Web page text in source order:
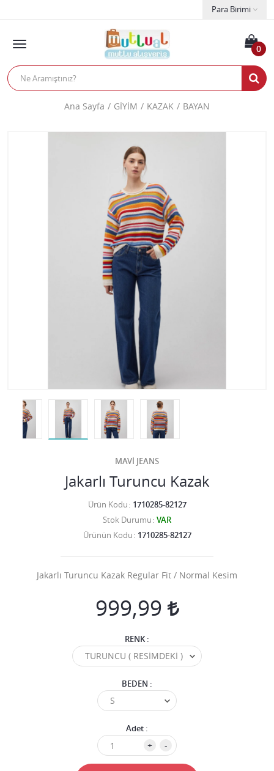
Para Birimi
0
Ana Sayfa GİYİM KAZAK BAYAN
MAVİ JEANS
Jakarlı Turuncu Kazak
Ürün Kodu 1710285-82127
Stok Durumu VAR
Ürünün Kodu 1710285-82127
Jakarlı Turuncu Kazak Regular Fit / Normal Kesim
999,99
RENK :
BEDEN :
Adet :
+ -